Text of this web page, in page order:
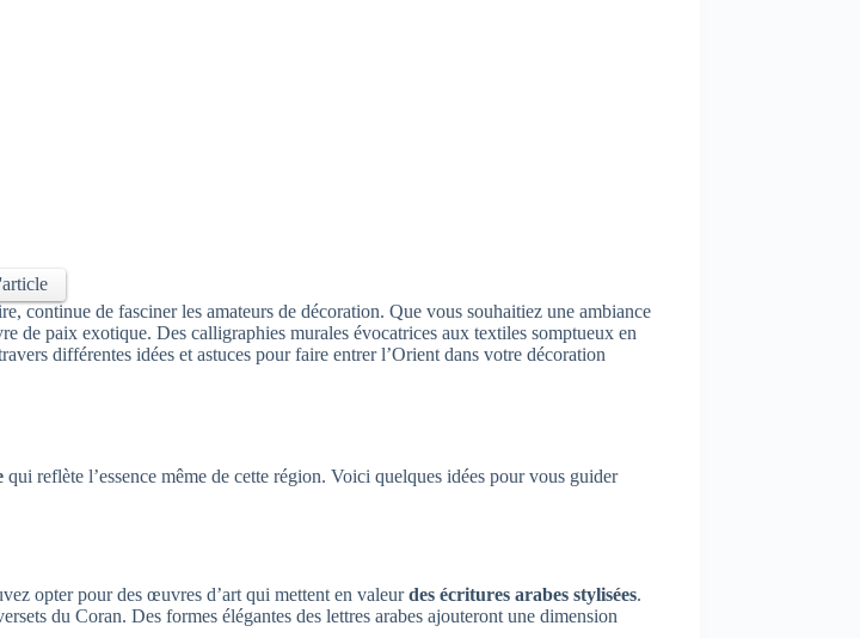
continue de fasciner les amateurs de décoration. Que vous souhaitiez une ambiance
de paix exotique. Des calligraphies murales évocatrices aux textiles somptueux en
différentes idées et astuces pour faire entrer l’Orient dans votre décoration
qui reflète l’essence même de cette région. Voici quelques idées pour vous guider
opter pour des œuvres d’art qui mettent en valeurdes écritures arabes stylisées.
du Coran. Des formes élégantes des lettres arabes ajouteront une dimension